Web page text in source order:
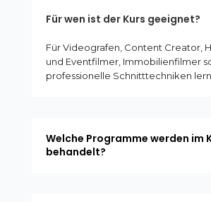
Für wen ist der Kurs geeignet?
Für Videografen, Content Creator,
und Eventfilmer, Immobilienfilmer
professionelle Schnitttechniken
Welche Programme werden im
behandelt?